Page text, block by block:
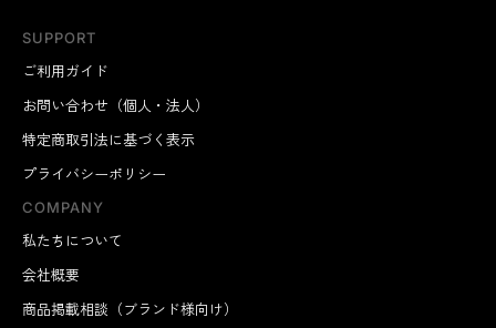
SUPPORT
ご利用ガイド
お問い合わせ（個人・法人）
特定商取引法に基づく表示
プライバシーポリシー
COMPANY
私たちについて
会社概要
商品掲載相談（ブランド様向け）